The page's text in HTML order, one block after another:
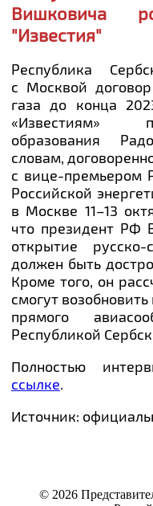
Вишковича
"Известия"
Республика
с Москвой
газа до конца
«Известиям»
образования
словам,
с вице-премьером
Российской
в Москве 11–13
что президент РФ
открытие
должен быть
Кроме того, он
смогут
прямого
Республикой
Полностью
ссылке.
Источник:
© 2026